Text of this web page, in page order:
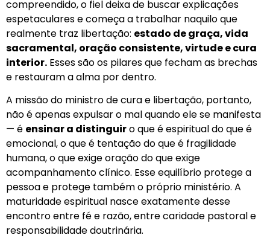
compreendido, o fiel deixa de buscar explicações
espetaculares e começa a trabalhar naquilo que
realmente traz libertação: estado de graça, vida
sacramental, oração consistente, virtude e cura
interior. Esses são os pilares que fecham as brechas
e restauram a alma por dentro.
A missão do ministro de cura e libertação, portanto,
não é apenas expulsar o mal quando ele se manifesta
— é ensinar a distinguiro que é espiritual do que é
emocional, o que é tentação do que é fragilidade
humana, o que exige oração do que exige
acompanhamento clínico. Esse equilíbrio protege a
pessoa e protege também o próprio ministério. A
maturidade espiritual nasce exatamente desse
encontro entre fé e razão, entre caridade pastoral e
responsabilidade doutrinária.